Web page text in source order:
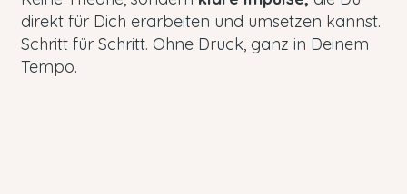
direkt für Dich erarbeiten und umsetzen kannst.
Schritt für Schritt. Ohne Druck, ganz in Deinem
Tempo.